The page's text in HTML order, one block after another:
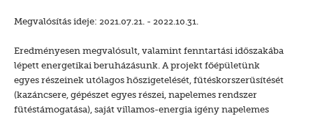
Megvalósítás ideje: 2021.07.21. - 2022.10.31.
Eredményesen megvalósult, valamint fenntartási időszakába
lépett energetikai beruházásunk. A projekt főépületünk
egyes részeinek utólagos hőszigetelését, fűtéskorszerűsítését
(kazáncsere, gépészet egyes részei, napelemes rendszer
fűtéstámogatása), saját villamos-energia igény napelemes